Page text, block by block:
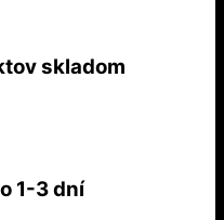
skladom
1-3 dní